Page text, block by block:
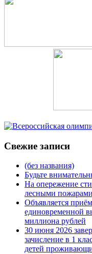
Свежие записи
(без названия)
Будьте
На опережение
лесными пожарами
Объявляется
единовременной
миллиона рублей
30 июня 2026
зачисление в 1
детей